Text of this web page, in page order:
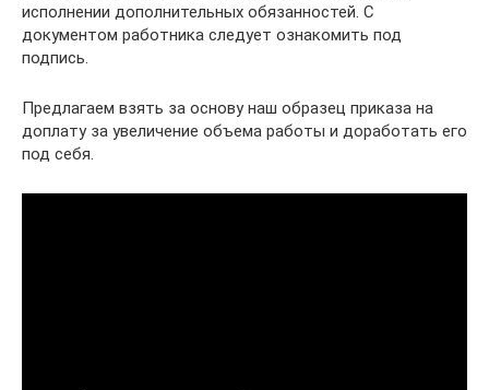
исполнении дополнительных обязанностей. С
документом работника следует ознакомить под
подпись.
Предлагаем взять за основу наш образец приказа на
доплату за увеличение объема работы и доработать его
под себя.